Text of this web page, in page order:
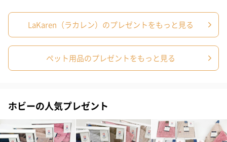
LaKaren（ラカレン）のプレゼントをもっと見る
ペット用品のプレゼントをもっと見る
ホビーの人気プレゼント